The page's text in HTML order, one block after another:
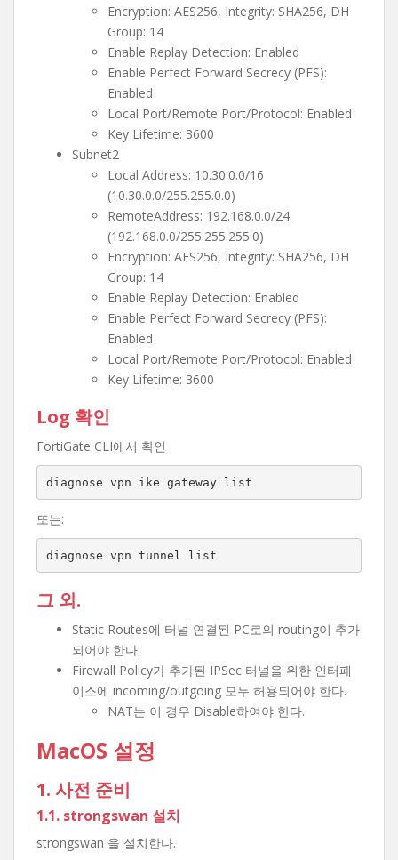
Encryption: AES256, Integrity: SHA256, DH
Group: 14
Enable Replay Detection: Enabled
Enable Perfect Forward Secrecy (PFS):
Enabled
Local Port/Remote Port/Protocol: Enabled
Key Lifetime: 3600
Subnet2
Local Address: 10.30.0.0/16
(10.30.0.0/255.255.0.0)
RemoteAddress: 192.168.0.0/24
(192.168.0.0/255.255.255.0)
Encryption: AES256, Integrity: SHA256, DH
Group: 14
Enable Replay Detection: Enabled
Enable Perfect Forward Secrecy (PFS):
Enabled
Local Port/Remote Port/Protocol: Enabled
Key Lifetime: 3600
Log 확인
FortiGate CLI에서 확인
diagnose vpn ike gateway list
또는:
diagnose vpn tunnel list
그 외.
Static Routes에 터널 연결된 PC로의 routing이 추가
되어야 한다.
Firewall Policy가 추가된 IPSec 터널을 위한 인터페
이스에 incoming/outgoing 모두 허용되어야 한다.
NAT는 이 경우 Disable하여야 한다.
MacOS 설정
1. 사전 준비
1.1. strongswan 설치
strongswan 을 설치한다.